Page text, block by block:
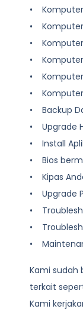
• Komputer
•
•
•
•
•
• Backup
• Upgrade
• Install
• Bios
• Kipas
• Upgrade
•
•
•
Kami sudah
terkait
Kami